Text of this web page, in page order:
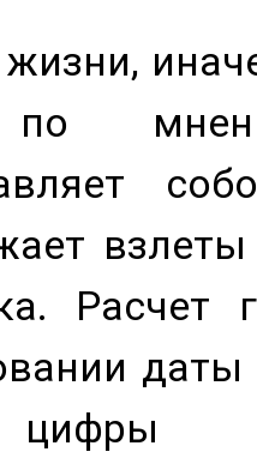
жизни,
Расчет